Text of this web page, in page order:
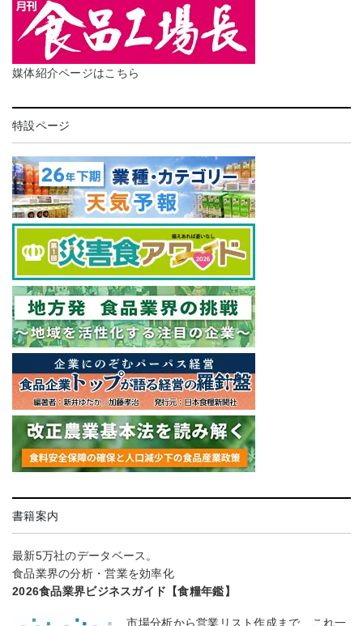
媒体紹介ページはこちら
特設ページ
書籍案内
最新5万社のデータベース。
食品業界の分析・営業を効率化
2026食品業界ビジネスガイド【食糧年鑑】
市場分析から営業リスト作成まで、これ一